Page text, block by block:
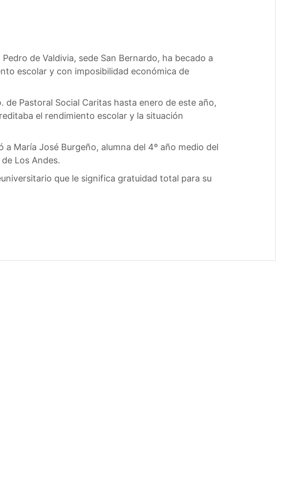
de Valdivia, sede San Bernardo, ha becado a
escolar y con imposibilidad económica de
Pastoral Social Caritas hasta enero de este año,
el rendimiento escolar y la situación
María José Burgeño, alumna del 4º año medio del
Los Andes.
que le significa gratuidad total para su